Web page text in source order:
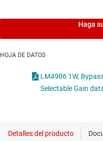
Haga
HOJA DE DATOS
LM4906 1W,
Selectable Gain